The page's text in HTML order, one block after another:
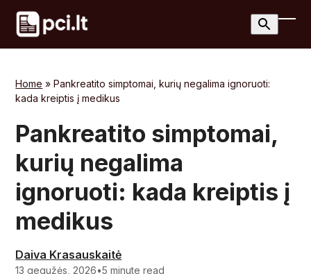
Skip
content
Home »Pankreatito simptomai, kurių negalima ignoruoti:
kada kreiptis į medikus
Pankreatito simptomai,
kurių negalima
ignoruoti: kada kreiptis į
medikus
Daiva Krasauskaitė
13 gegužės, 2026•5 minute read